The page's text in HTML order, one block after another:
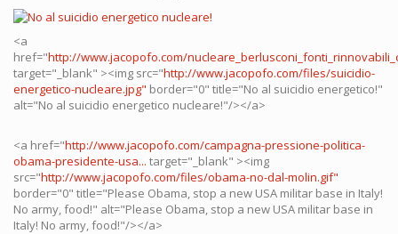
<a
href="http://www.jacopofo.com/
target="_blank" ><img src="http://www.jacopofo.com/files/suicidio-
energetico-nucleare.jpg" border="0" title="No al suicidio energetico!"
alt="No al suicidio energetico nucleare!"/></a>
<a href="http://www.jacopofo.com/campagna-pressione-politica-
obama-presidente-usa... target="_blank" ><img
src="http://www.jacopofo.com/files/obama-no-dal-molin.gif"
border="0" title="Please Obama, stop a new USA militar base in Italy!
No army, food!" alt="Please Obama, stop a new USA militar base in
Italy! No army, food!"/></a>